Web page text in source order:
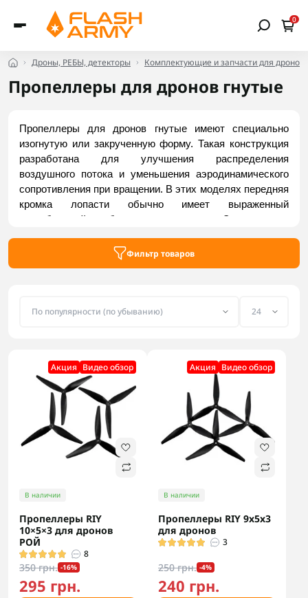
0
Дроны, РЕБЫ, детекторы Комплектующие и запчасти для дронов
Пропеллеры для дронов гнутые
Пропеллеры для дронов гнутые имеют специально
изогнутую или закрученную форму. Такая конструкция
разработана для улучшения распределения
воздушного потока и уменьшения аэродинамического
сопротивления при вращении. В этих моделях передняя
кромка лопасти обычно имеет выраженный
дугообразный изгиб от корня до кончика. Это делается
инерции). Проверенные изогнутые пропеллеры для
Фильтр товаров
Акция Видео обзор
В наличии
Пропеллеры RIY
10×5×3 для дронов
РОЙ
8
350 грн. -16%
295 грн.
Акция Видео обзор
В наличии
Пропеллеры RIY 9x5x3
для дронов
3
250 грн. -4%
240 грн.